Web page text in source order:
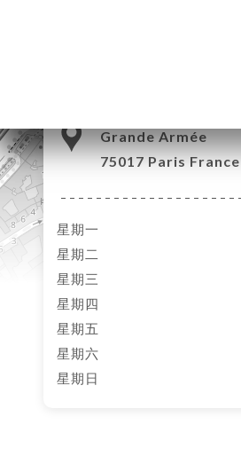
Grande Armée
75017 Paris France
星期一
星期二
星期三
星期四
星期五
星期六
星期日